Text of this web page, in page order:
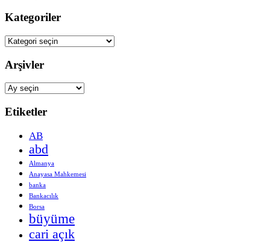
Kategoriler
Kategoriler
Arşivler
Arşivler
Etiketler
AB
abd
Almanya
Anayasa Mahkemesi
banka
Bankacılık
Borsa
büyüme
cari açık